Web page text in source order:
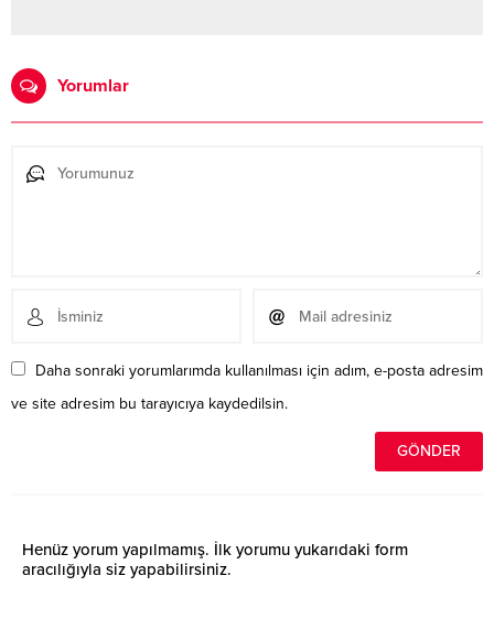
Yorumlar
Daha sonraki yorumlarımda kullanılması için adım, e-posta adresim
ve site adresim bu tarayıcıya kaydedilsin.
Henüz yorum yapılmamış. İlk yorumu yukarıdaki form
aracılığıyla siz yapabilirsiniz.